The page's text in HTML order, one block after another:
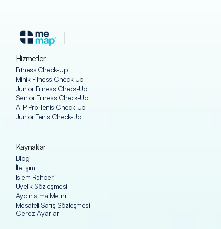
Hizmetler
Fitness Check-Up
Minik Fitness Check-Up
Junior Fitness Check-Up
Senior Fitness Check-Up
ATP Pro Tenis Check-Up
Junior Tenis Check-Up
Kaynaklar
Blog
İletişim
İşlem Rehberi
Üyelik Sözleşmesi
Aydınlatma Metni
Mesafeli Satış Sözleşmesi
Çerez Ayarları